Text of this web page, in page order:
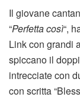
Il giovane
“Perfetta così“,
Link con grandi
spiccano il
intrecciate con
con scritta